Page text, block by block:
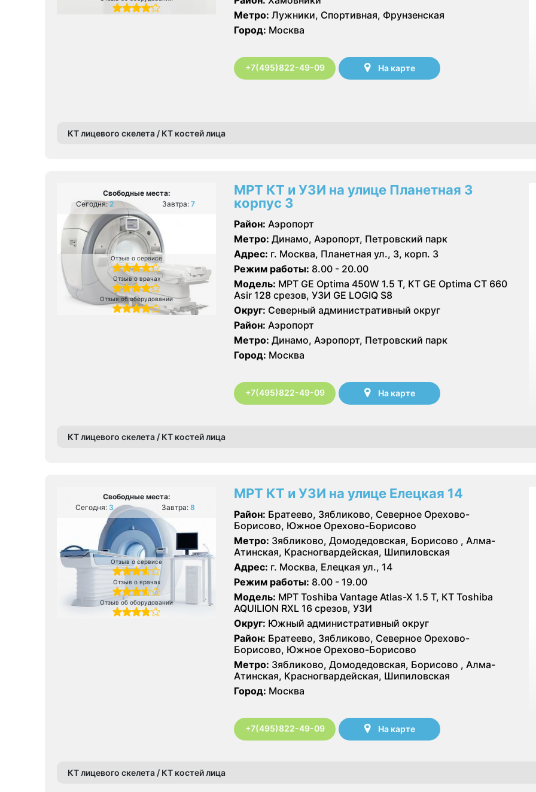
Метро: Лужники, Спортивная, Фрунзенская
Город: Москва
+7(495)822-49-09 На карте
КТ лицевого скелета / КТ костей лица
Свободные места:
Сегодня:2 Завтра: 7
Отзыв о сервисе
Отзыв о врачах
Отзыв об оборудовании
МРТ КТ и УЗИ на улице Планетная 3
корпус 3
Район: Аэропорт
Метро: Динамо, Аэропорт, Петровский парк
Адрес: г. Москва, Планетная ул., 3, корп. 3
Режим работы: 8.00 - 20.00
Модель: МРТ GE Optima 450W 1.5 T, КТ GE Optima CT 660
Asir 128 срезов, УЗИ GE LOGIQ S8
Округ: Северный административный округ
Район: Аэропорт
Метро: Динамо, Аэропорт, Петровский парк
Город: Москва
+7(495)822-49-09 На карте
КТ лицевого скелета / КТ костей лица
Свободные места:
Сегодня: 3 Завтра: 8
Отзыв о сервисе
Отзыв о врачах
Отзыв об оборудовании
МРТ КТ и УЗИ на улице Елецкая 14
Район: Братеево, Зябликово, Северное Орехово-
Борисово, Южное Орехово-Борисово
Метро: Зябликово, Домодедовская, Борисово , Алма-
Атинская, Красногвардейская, Шипиловская
Адрес: г. Москва, Елецкая ул., 14
Режим работы: 8.00 - 19.00
Модель: МРТ Toshiba Vantage Atlas-X 1.5 Т, КТ Toshiba
AQUILION RXL 16 срезов, УЗИ
Округ: Южный административный округ
Район: Братеево, Зябликово, Северное Орехово-
Борисово, Южное Орехово-Борисово
Метро: Зябликово, Домодедовская, Борисово , Алма-
Атинская, Красногвардейская, Шипиловская
Город: Москва
+7(495)822-49-09 На карте
КТ лицевого скелета / КТ костей лица